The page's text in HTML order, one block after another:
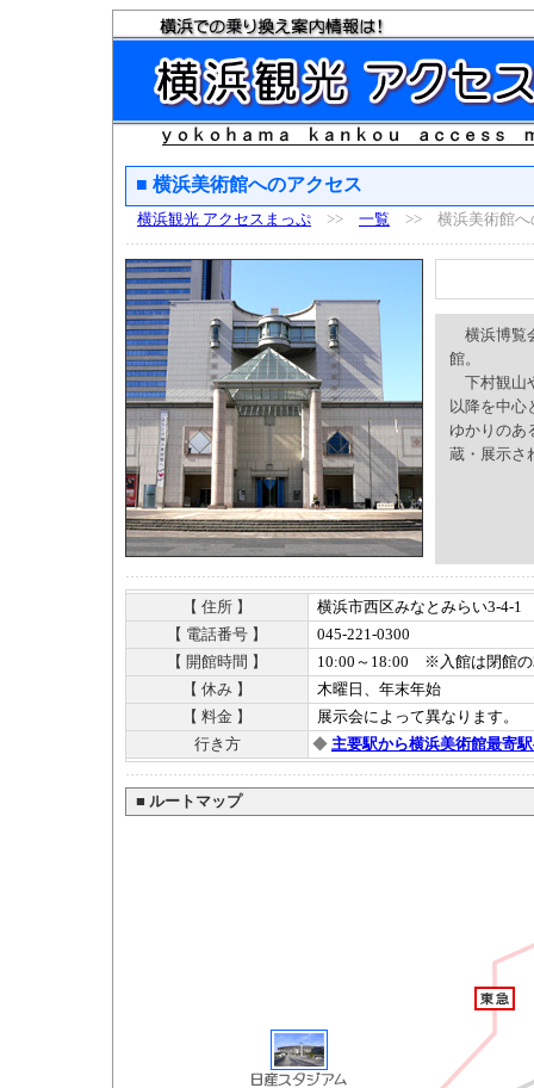
■ 横浜美術館へのアクセス
横浜観光 アクセスまっぷ >> 一覧 >> 横浜美術館へ
横浜博覧
館。
下村観山
以降を中心
ゆかりのあ
蔵・展示さ
【 住所 】
横浜市西区みなとみらい3-4-1
【 電話番号 】
045-221-0300
【 開館時間 】
10:00～18:00 ※入館は閉館の
【 休み 】
木曜日、年末年始
【 料金 】
展示会によって異なります。
行き方
◆ 主要駅から横浜美術館最寄
■ ルートマップ